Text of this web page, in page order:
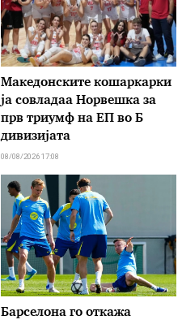
Македонските кошаркарки
ја совладаа Норвешка за
прв триумф на ЕП во Б
дивизијата
08/08/2026 17:08
Барселона го откажа